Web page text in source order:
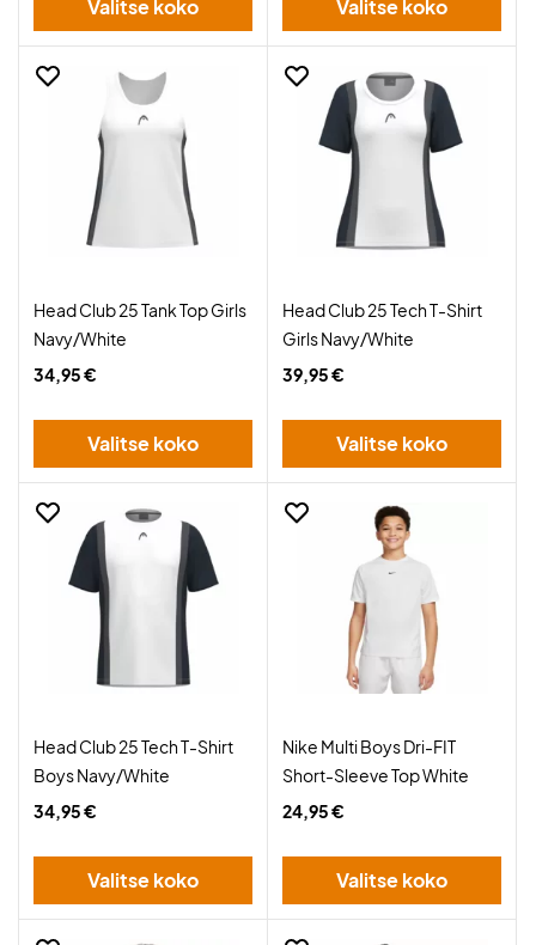
Valitse koko Valitse koko
Head Club 25 Tank Top Girls
Navy/White
34,95 €
Valitse koko
Head Club 25 Tech T-Shirt
Girls Navy/White
39,95 €
Valitse koko
Head Club 25 Tech T-Shirt
Boys Navy/White
34,95 €
Valitse koko
Nike Multi Boys Dri-FIT
Short-Sleeve Top White
24,95 €
Valitse koko